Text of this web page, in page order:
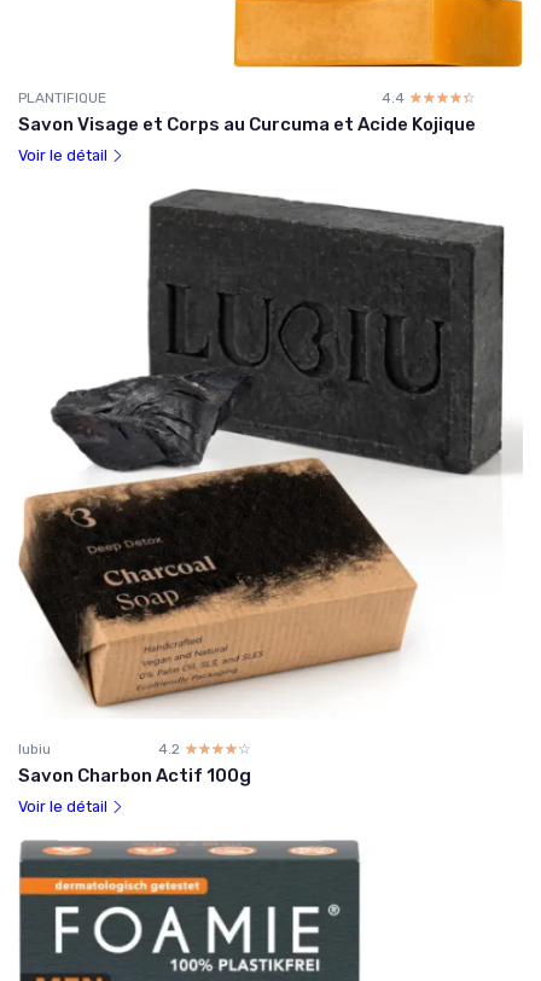
PLANTIFIQUE 4.4 ☆☆☆☆☆
★★★★★
Savon Visage et Corps au Curcuma et Acide Kojique
Voir le détail
lubiu 4.2 ☆☆☆☆☆
★★★★★
Savon Charbon Actif 100g
Voir le détail